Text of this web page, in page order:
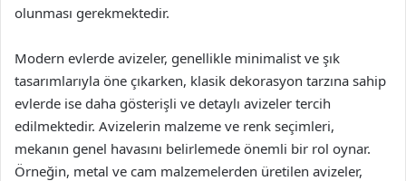
olunması gerekmektedir.
Modern evlerde avizeler, genellikle minimalist ve şık
tasarımlarıyla öne çıkarken, klasik dekorasyon tarzına sahip
evlerde ise daha gösterişli ve detaylı avizeler tercih
edilmektedir. Avizelerin malzeme ve renk seçimleri,
mekanın genel havasını belirlemede önemli bir rol oynar.
Örneğin, metal ve cam malzemelerden üretilen avizeler,